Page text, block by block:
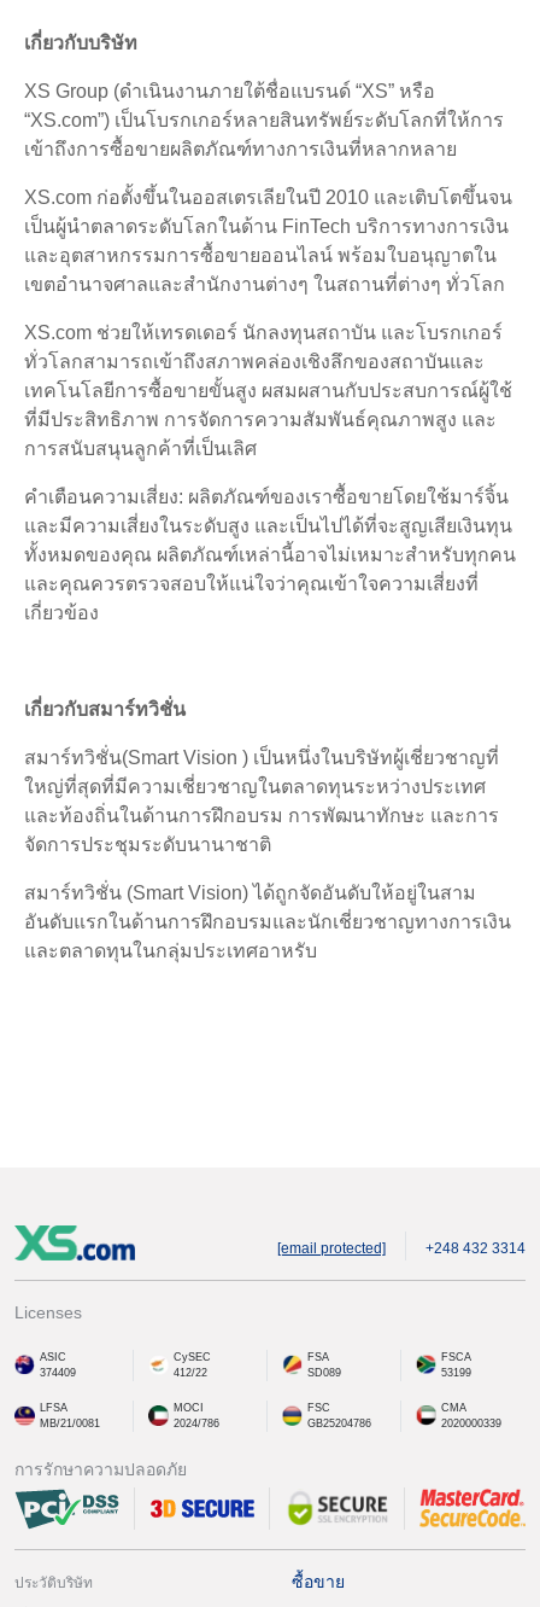
เกี่ยวกับบริษัท
XS Group (ดำเนินงานภายใต้ชื่อแบรนด์ “XS” หรือ
“XS.com”) เป็นโบรกเกอร์หลายสินทรัพย์ระดับโลกที่ให้การ
เข้าถึงการซื้อขายผลิตภัณฑ์ทางการเงินที่หลากหลาย
XS.com ก่อตั้งขึ้นในออสเตรเลียในปี 2010 และเติบโตขึ้นจน
เป็นผู้นำตลาดระดับโลกในด้าน FinTech บริการทางการเงิน
และอุตสาหกรรมการซื้อขายออนไลน์ พร้อมใบอนุญาตใน
เขตอำนาจศาลและสำนักงานต่างๆ ในสถานที่ต่างๆ ทั่วโลก
XS.com ช่วยให้เทรดเดอร์ นักลงทุนสถาบัน และโบรกเกอร์
ทั่วโลกสามารถเข้าถึงสภาพคล่องเชิงลึกของสถาบันและ
เทคโนโลยีการซื้อขายขั้นสูง ผสมผสานกับประสบการณ์ผู้ใช้
ที่มีประสิทธิภาพ การจัดการความสัมพันธ์คุณภาพสูง และ
การสนับสนุนลูกค้าที่เป็นเลิศ
คำเตือนความเสี่ยง: ผลิตภัณฑ์ของเราซื้อขายโดยใช้มาร์จิ้น
และมีความเสี่ยงในระดับสูง และเป็นไปได้ที่จะสูญเสียเงินทุน
ทั้งหมดของคุณ ผลิตภัณฑ์เหล่านี้อาจไม่เหมาะสำหรับทุกคน
และคุณควรตรวจสอบให้แน่ใจว่าคุณเข้าใจความเสี่ยงที่
เกี่ยวข้อง
เกี่ยวกับสมาร์ทวิชั่น
สมาร์ทวิชั่น(Smart Vision ) เป็นหนึ่งในบริษัทผู้เชี่ยวชาญที่
ใหญ่ที่สุดที่มีความเชี่ยวชาญในตลาดทุนระหว่างประเทศ
และท้องถิ่นในด้านการฝึกอบรม การพัฒนาทักษะ และการ
จัดการประชุมระดับนานาชาติ
สมาร์ทวิชั่น (Smart Vision) ได้ถูกจัดอันดับให้อยู่ในสาม
อันดับแรกในด้านการฝึกอบรมและนักเชี่ยวชาญทางการเงิน
และตลาดทุนในกลุ่มประเทศอาหรับ
[email protected] +248 432 3314
Licenses
ASIC
374409
CySEC
412/22
FSA
SD089
FSCA
53199
LFSA
MB/21/0081
MOCI
2024/786
FSC
GB25204786
CMA
2020000339
การรักษาความปลอดภัย
ประวัติบริษัท ซื้อขาย